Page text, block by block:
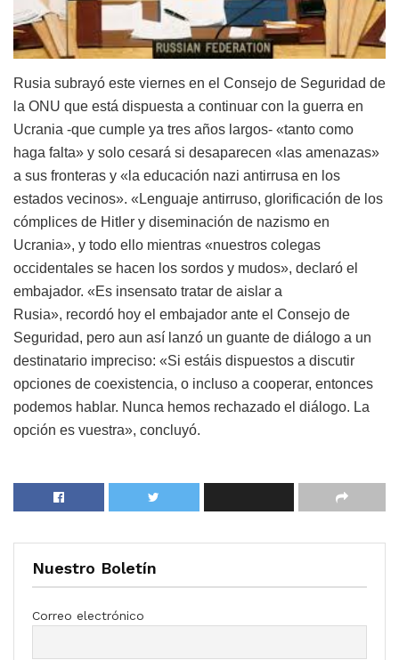
Rusia subrayó este viernes en el Consejo de Seguridad de
la ONU que está dispuesta a continuar con la guerra en
Ucrania -que cumple ya tres años largos- «tanto como
haga falta» y solo cesará si desaparecen «las amenazas»
a sus fronteras y «la educación nazi antirrusa en los
estados vecinos». «Lenguaje antirruso, glorificación de los
cómplices de Hitler y diseminación de nazismo en
Ucrania», y todo ello mientras «nuestros colegas
occidentales se hacen los sordos y mudos», declaró el
embajador. «Es insensato tratar de aislar a
Rusia», recordó hoy el embajador ante el Consejo de
Seguridad, pero aun así lanzó un guante de diálogo a un
destinatario impreciso: «Si estáis dispuestos a discutir
opciones de coexistencia, o incluso a cooperar, entonces
podemos hablar. Nunca hemos rechazado el diálogo. La
opción es vuestra», concluyó.
Nuestro Boletín
Correo electrónico